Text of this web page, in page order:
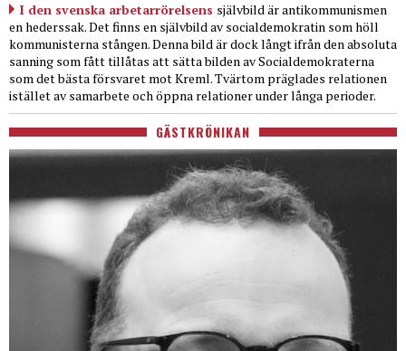
I den svenska arbetarrörelsens självbild är antikommunismen
en hederssak. Det finns en självbild av socialdemokratin som höll
kommunisterna stången. Denna bild är dock långt ifrån den absoluta
sanning som fått tillåtas att sätta bilden av Socialdemokraterna
som det bästa försvaret mot Kreml. Tvärtom präglades relationen
istället av samarbete och öppna relationer under långa perioder.
GÄSTKRÖNIKAN